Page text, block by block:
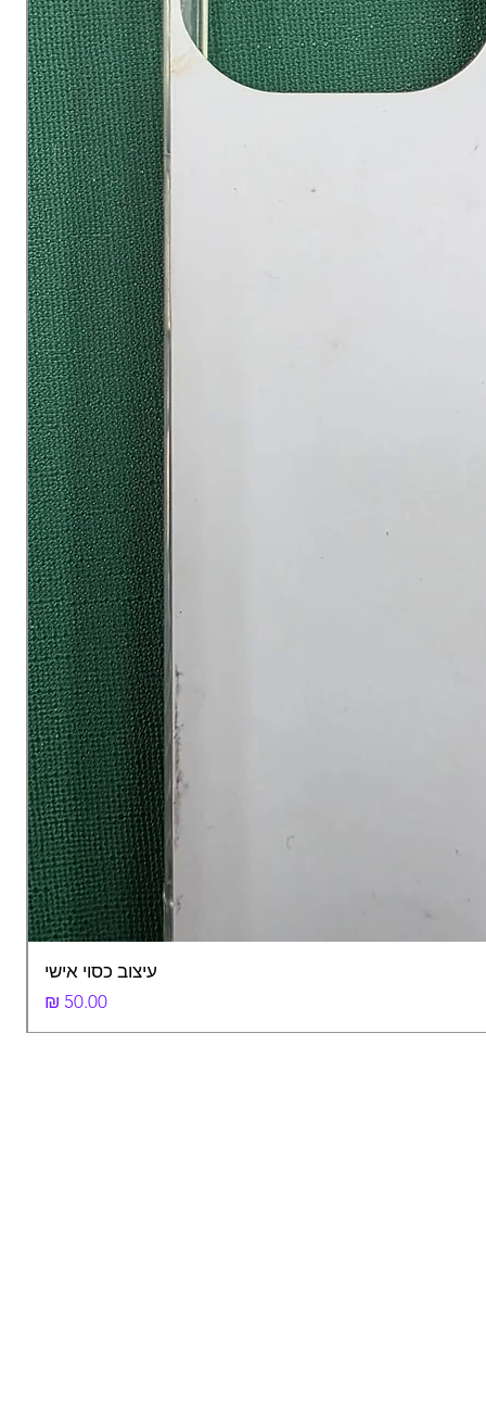
עיצוב כסוי אישי
מחיר